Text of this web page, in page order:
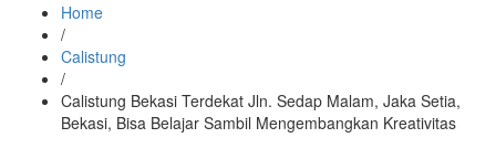
Home
/
Calistung
/
Calistung Bekasi Terdekat Jln. Sedap Malam, Jaka Setia,
Bekasi, Bisa Belajar Sambil Mengembangkan Kreativitas